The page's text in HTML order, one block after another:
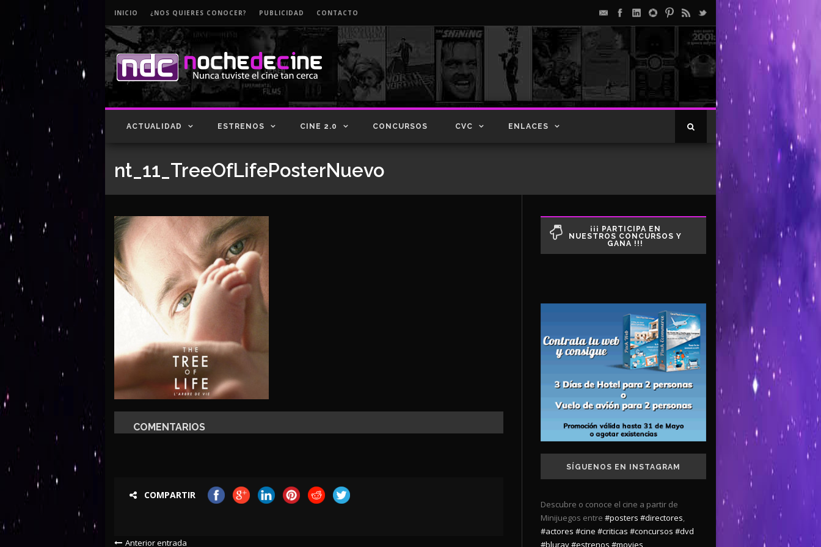
INICIO ¿NOS QUIERES CONOCER? PUBLICIDAD CONTACTO
ACTUALIDAD ESTRENOS CINE 2.0 CONCURSOS CVC ENLACES
nt_11_TreeOfLifePosterNuevo
COMENTARIOS
COMPARTIR
Anterior entrada
¡¡¡ PARTICIPA EN
NUESTROS CONCURSOS Y
GANA !!!
SÍGUENOS EN INSTAGRAM
Descubre o conoce el cine a partir de
Minijuegos entre #posters #directores,
#actores #cine #criticas #concursos #dvd
#bluray#estrenos #movies